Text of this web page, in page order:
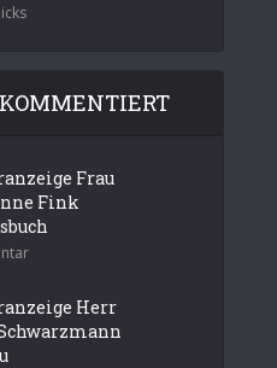
Frau
Fink
Herr